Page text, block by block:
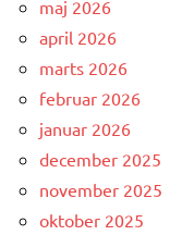
maj 2026
april 2026
marts 2026
februar 2026
januar 2026
december 2025
november 2025
oktober 2025